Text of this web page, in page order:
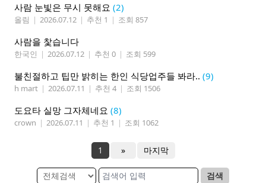
사람 눈빛은 무시 못해요 (2)
올림 | 2026.07.12 | 추천 1 | 조회 857
사람을 찿습니다
한국인 | 2026.07.12 | 추천 0 | 조회 599
불친절하고 팁만 밝히는 한인 식당업주들 봐라.. (9)
h mart | 2026.07.11 | 추천 4 | 조회 1506
도요타 실망 그자체네요 (8)
crown | 2026.07.11 | 추천 1 | 조회 1062
1 » 마지막
검색